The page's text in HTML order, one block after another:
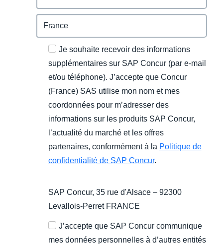
Je souhaite recevoir des informations
supplémentaires sur SAP Concur (par e-mail
et/ou téléphone). J’accepte que Concur
(France) SAS utilise mon nom et mes
coordonnées pour m’adresser des
informations sur les produits SAP Concur,
l’actualité du marché et les offres
partenaires, conformément à la Politique de
confidentialité de SAP Concur.
SAP Concur, 35 rue d'Alsace – 92300
Levallois-Perret FRANCE
J’accepte que SAP Concur communique
mes données personnelles à d’autres entités